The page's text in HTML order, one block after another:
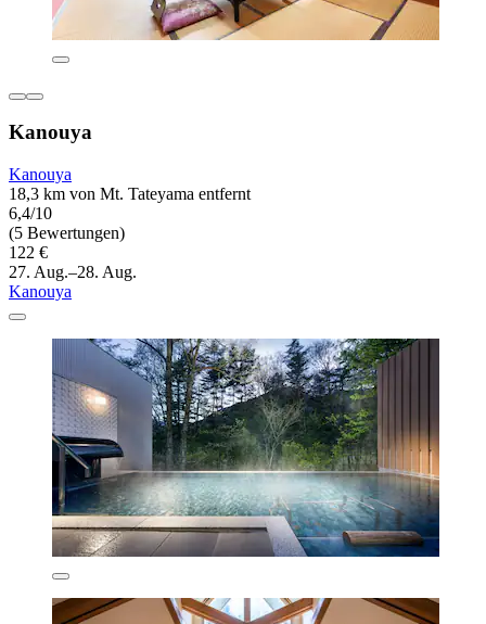
Kanouya
Kanouya
18,3 km von Mt. Tateyama entfernt
6,4/10
(5 Bewertungen)
122 €
27. Aug.–28. Aug.
Kanouya